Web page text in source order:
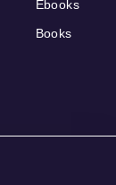
Ebooks
Books